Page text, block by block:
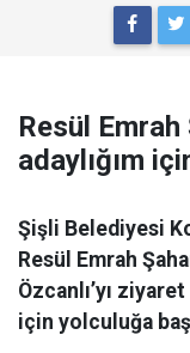
Resül Emrah
adaylığım
Şişli Belediyesi
Resül Emrah
Özcanlı’yı
için yolculuğa